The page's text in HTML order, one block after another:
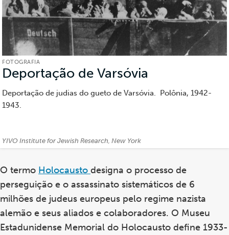
FOTOGRAFIA
Deportação de Varsóvia
Deportação de judias do gueto de Varsóvia. Polônia, 1942-
1943.
Créditos:
YIVO Institute for Jewish Research, New York
O termo Holocausto designa o processo de
perseguição e o assassinato sistemáticos de 6
milhões de judeus europeus pelo regime nazista
alemão e seus aliados e colaboradores. O Museu
Estadunidense Memorial do Holocausto define 1933-